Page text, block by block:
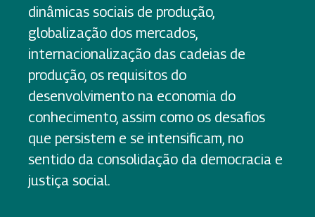
dinâmicas sociais de produção,
globalização dos mercados,
internacionalização das cadeias de
produção, os requisitos do
desenvolvimento na economia do
conhecimento, assim como os desafios
que persistem e se intensificam, no
sentido da consolidação da democracia e
justiça social.